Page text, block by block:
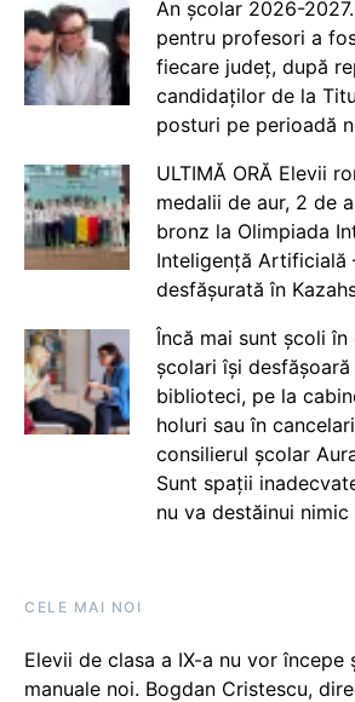
An școlar 2026-
pentru profesori a
fiecare județ, după
candidaților de la
posturi pe perioadă
ULTIMĂ ORĂ Elevii
medalii de aur, 2 de
bronz la Olimpiada
Inteligență Artificială
desfășurată în
Încă mai sunt școli în
școlari își
biblioteci, pe la
holuri sau în
consilierul școlar
Sunt spații
nu va destăinui
CELE MAI NOI
Elevii de clasa a IX-a nu vor începe
manuale noi. Bogdan Cristescu,